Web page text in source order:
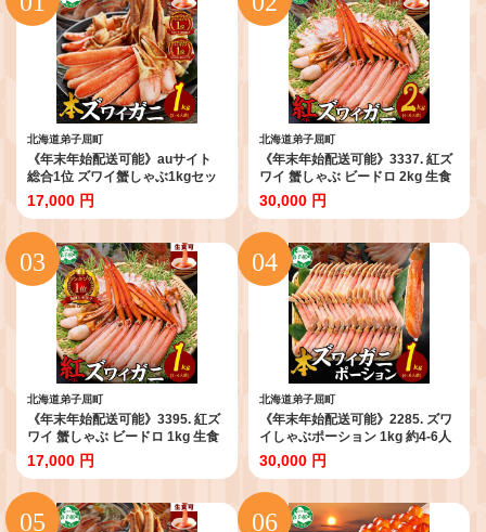
北海道弟子屈町
《年末年始配送可能》auサイト
総合1位 ズワイ蟹しゃぶ1kgセッ
ト 生食 生食可 約3～4人前 食べ方
ガイド付 カニ かに 蟹 海鮮 送料無
料 期間限定 数量限定 北海道 弟子
屈町 3190
17,000 円
北海道弟子屈町
《年末年始配送可能》3337. 紅ズ
ワイ 蟹しゃぶ ビードロ 2kg 生食
可 紅ずわい カニしゃぶ かにしゃ
ぶ 蟹 カニ ハーフポーション しゃ
ぶしゃぶ 鍋 海鮮 カット済 送料無
料 北海道 弟子屈町
30,000 円
北海道弟子屈町
《年末年始配送可能》3395. 紅ズ
ワイ 蟹しゃぶ ビードロ 1kg 生食
紅ずわい カニしゃぶ かにしゃぶ
蟹 カニ ハーフポーション しゃぶ
しゃぶ 鍋 海鮮 カット済 期間限定
数量限定 送料無料 北海道 弟子屈
町
17,000 円
北海道弟子屈町
《年末年始配送可能》2285. ズワ
イしゃぶポーション 1kg 約4-6人
前 生食 生食可 食べ方ガイド付 カ
ニ かに 蟹 海鮮 送料無料 北海道
弟子屈町 指定日配送
30,000 円